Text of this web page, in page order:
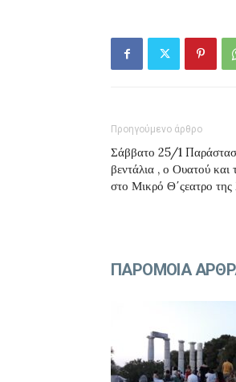
Προηγούμενο άρθρο
Σάββατο 25/1
βεντάλια , ο Ουατού
στο Μικρό Θ΄ςεατρο
ΠΑΡΟΜΟΙΑ